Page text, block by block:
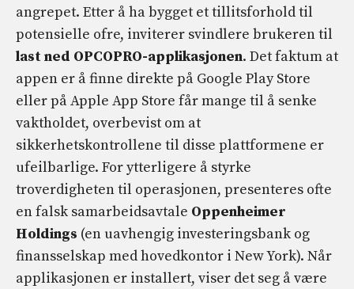
angrepet. Etter å ha bygget et tillitsforhold til
potensielle ofre, inviterer svindlere brukeren til
last ned OPCOPRO-applikasjonen. Det faktum at
appen er å finne direkte på Google Play Store
eller på Apple App Store får mange til å senke
vaktholdet, overbevist om at
sikkerhetskontrollene til disse plattformene er
ufeilbarlige. For ytterligere å styrke
troverdigheten til operasjonen, presenteres ofte
en falsk samarbeidsavtale Oppenheimer
Holdings (en uavhengig investeringsbank og
finansselskap med hovedkontor i New York). Når
applikasjonen er installert, viser det seg å være